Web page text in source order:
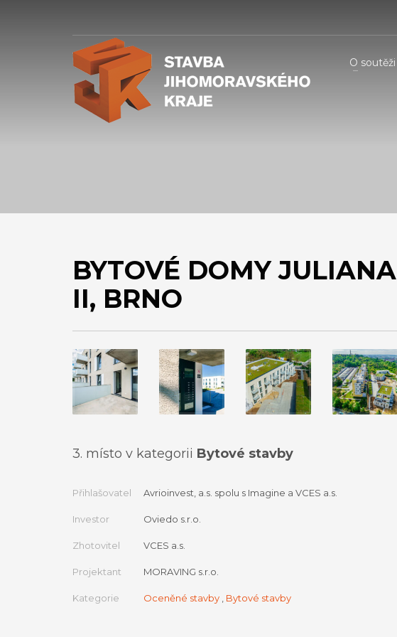
O soutěži
BYTOVÉ DOMY JULIANA
II, BRNO
3. místo v kategorii Bytové stavby
Přihlašovatel Avrioinvest, a.s. spolu s Imagine a VCES a.s.
Investor Oviedo s.r.o.
Zhotovitel VCES a.s.
Projektant MORAVING s.r.o.
Kategorie Oceněné stavby Bytové stavby